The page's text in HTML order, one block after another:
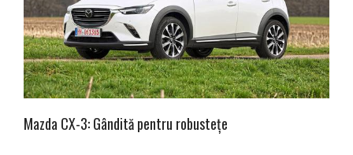
Mazda CX-3: Gândită pentru robustețe